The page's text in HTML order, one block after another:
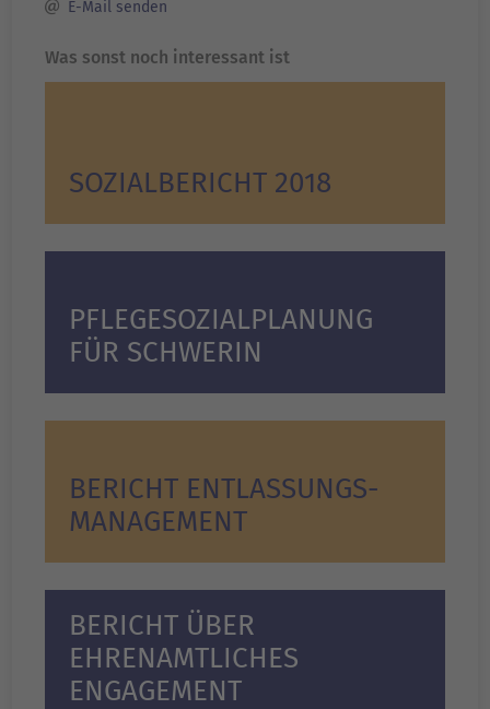
E-Mail senden
Was sonst noch interessant ist
SOZIALBERICHT 2018
PFLEGESOZIALPLANUNG
FÜR SCHWERIN
BERICHT ENTLASSUNGS­
MANAGEMENT
BERICHT ÜBER
EHRENAMTLICHES
ENGAGEMENT